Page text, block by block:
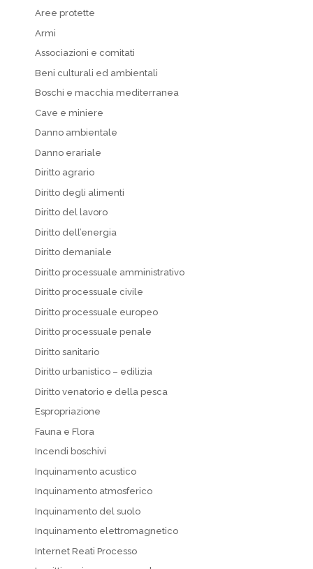
Aree protette
Armi
Associazioni e comitati
Beni culturali ed ambientali
Boschi e macchia mediterranea
Cave e miniere
Danno ambientale
Danno erariale
Diritto agrario
Diritto degli alimenti
Diritto del lavoro
Diritto dell’energia
Diritto demaniale
Diritto processuale amministrativo
Diritto processuale civile
Diritto processuale europeo
Diritto processuale penale
Diritto sanitario
Diritto urbanistico – edilizia
Diritto venatorio e della pesca
Espropriazione
Fauna e Flora
Incendi boschivi
Inquinamento acustico
Inquinamento atmosferico
Inquinamento del suolo
Inquinamento elettromagnetico
Internet Reati Processo